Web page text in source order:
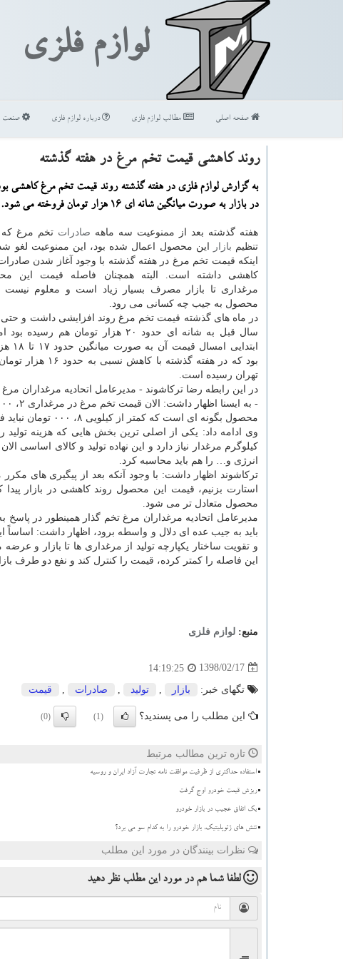
لوازم فلزی
صفحه اصلی مطالب لوازم فلزی درباره لوازم فلزی صنعت
روند كاهشی قیمت تخم مرغ در هفته گذشته
به گزارش لوازم فلزی در هفته گذشته روند قیمت تخم مرغ كاهشی
در بازار به صورت میانگین شانه ای ۱۶ هزار تومان فروخته می شود.
هفته گذشته بعد از ممنوعیت سه ماهه صادرات تخم مرغ
تنظیم بازار
این محصول اعمال شده بود، این ممنوعیت لغو
اینكه قیمت تخم مرغ در هفته گذشته با وجود آغاز شدن
كاهشی داشته است. البته همچنان فاصله قیمت این
مرغداری تا بازار مصرف بسیار زیاد است و معلوم نیست
محصول به جیب چه كسانی می رود.
در ماه های گذشته قیمت تخم مرغ روند افزایشی داشت و حتی
سال قبل به شانه ای حدود ۲۰ هزار تومان هم
ابتدایی
بود كه در هفته گذشته با كاهش نسبی
تهران رسیده است.
در این رابطه رضا تركاشوند - مدیرعامل اتحادیه مرغداران مرغ
محصول بگونه ای است كه كمتر از كیلویی ۸، ۰۰۰ تومان نباید فروخته شود.
انرژی و… را هم باید محاسبه كرد.
تركاشوند اظهار داشت: با وجود آنكه بعد از پیگیری های
استارت بزنیم، قیمت این محصول روند كاهشی در بازار
محصول متعادل تر می شود.
مدیرعامل اتحادیه مرغداران مرغ تخم گذار همینطور در
باید به جیب عده ای دلال و واسطه برود، اظهار داشت:
و تقویت ساختار یكپارچه تولید از مرغداری ها تا بازار و
این فاصله را كمتر كرده، قیمت را كنترل كند و نفع دو طرف
منبع: لوازم فلزی
1398/02/17
14:19:25
تگهای خبر: بازار تولید صادرات قیمت
این مطلب را می پسندید؟ (1)
(0)
تازه ترین مطالب مرتبط
استفاده حداکثری از ظرفیت موافقت نامه تجارت آزاد ایران و روسیه
ریزش قیمت خودرو اوج گرفت
بک اتفاق عجیب در بازار خودرو
تنش های ژئوپلیتیک، بازار خودرو را به کدام سو می برد؟
نظرات بینندگان در مورد این مطلب
لطفا شما همدر مورد این مطلب نظر دهید